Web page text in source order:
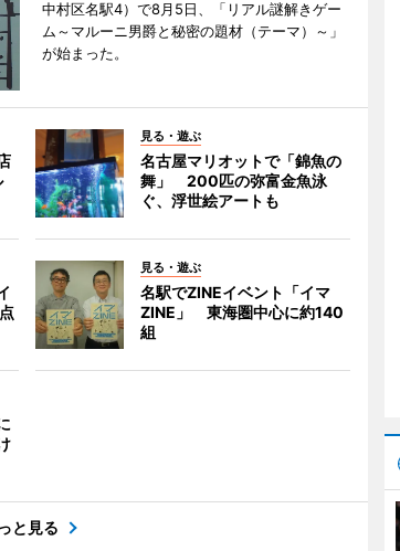
中村区名駅4）で8月5日、「リアル謎解きゲー
ム～マルーニ男爵と秘密の題材（テーマ）～」
が始まった。
見る・遊ぶ
名古屋マリオットで「錦魚の
舞」 200匹の弥富金魚泳
ぐ、浮世絵アートも
見る・遊ぶ
名駅でZINEイベント「イマ
ZINE」 東海圏中心に約140
組
と見る